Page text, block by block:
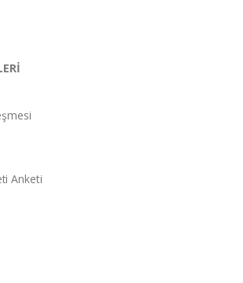
Anketi